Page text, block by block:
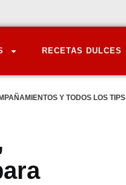
RECETAS DULCES
Y TODOS LOS TIPS